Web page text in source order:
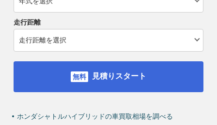
走行距離
見積りスタート
ホンダシャトルハイブリッドの車買取相場を調べる